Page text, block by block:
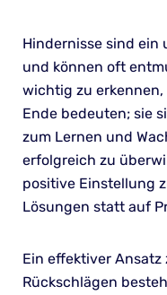
Hindernisse sind ein
und können oft
wichtig zu
Ende bedeuten; sie
zum Lernen und
erfolgreich zu
positive Einstellung
Lösungen statt auf
Ein effektiver
Rückschlägen